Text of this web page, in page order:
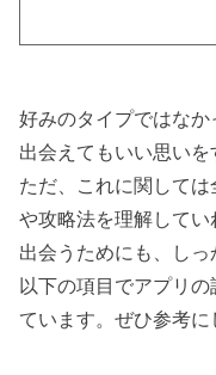
好みのタイプではな
出会えてもいい思いを
ただ、これに関して
や攻略法を理解して
出会うためにも、しっ
以下の項目でアプリ
ています。ぜひ参考に